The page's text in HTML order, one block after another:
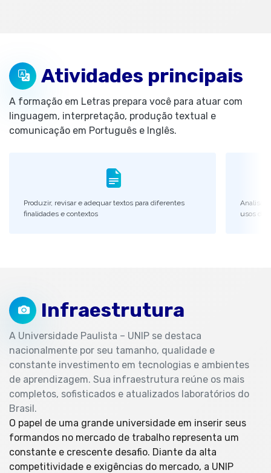
Atividades principais
A formação em Letras prepara você para atuar com
linguagem, interpretação, produção textual e
comunicação em Português e Inglês.
Produzir, revisar e adequar textos para diferentes
finalidades e contextos
Analisar
usos da
Infraestrutura
A Universidade Paulista – UNIP se destaca
nacionalmente por seu tamanho, qualidade e
constante investimento em tecnologias e ambientes
de aprendizagem. Sua infraestrutura reúne os mais
completos, sofisticados e atualizados laboratórios do
Brasil.
O papel de uma grande universidade em inserir seus
formandos no mercado de trabalho representa um
constante e crescente desafio. Diante da alta
competitividade e exigências do mercado, a UNIP